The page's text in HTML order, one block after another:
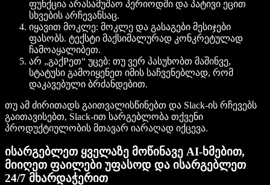
ფუნქცია არასამუშაო პერიოდში და პატივი ეცით
სხვების არჩევანსაც.
იყავით მოკლე: მოკლე და გასაგები მესიჯები
ფასობს. ტექსტი მაქსიმალურად კონკრეტულად
ჩამოაყალიბეთ.
არ „გაქРეთ“ უცებ: თუ ვერ პასუხობთ მაშინვე,
სტატუსი გამოიყენეთ იმის საჩვენებლად, რომ
დაკავებული ბრძანდებით.
თუ ამ ძირითადს გაითვალისწინებთ და Slack-ის რჩევებს
გაითავისებთ, Slack-ით სარგებლობა თქვენი
პროდუქტიულობის მთავარ იარაღად იქცევა.
ისარგებლეთ ყველაზე მოწინავე AI-ხმებით,
მიიღეთ ფაილები უფასოდ და ისარგებლეთ
24/7 მხარდაჭერით